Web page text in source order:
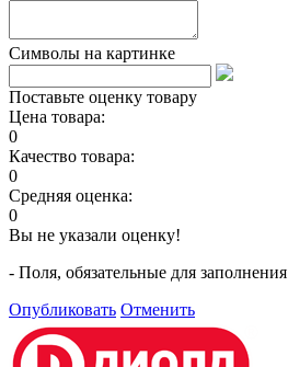
Символы на картинке
Поставьте оценку товару
Цена товара:
0
Качество товара:
0
Средняя оценка:
0
Вы не указали оценку!
- Поля, обязательные для заполнения
Опубликовать Отменить